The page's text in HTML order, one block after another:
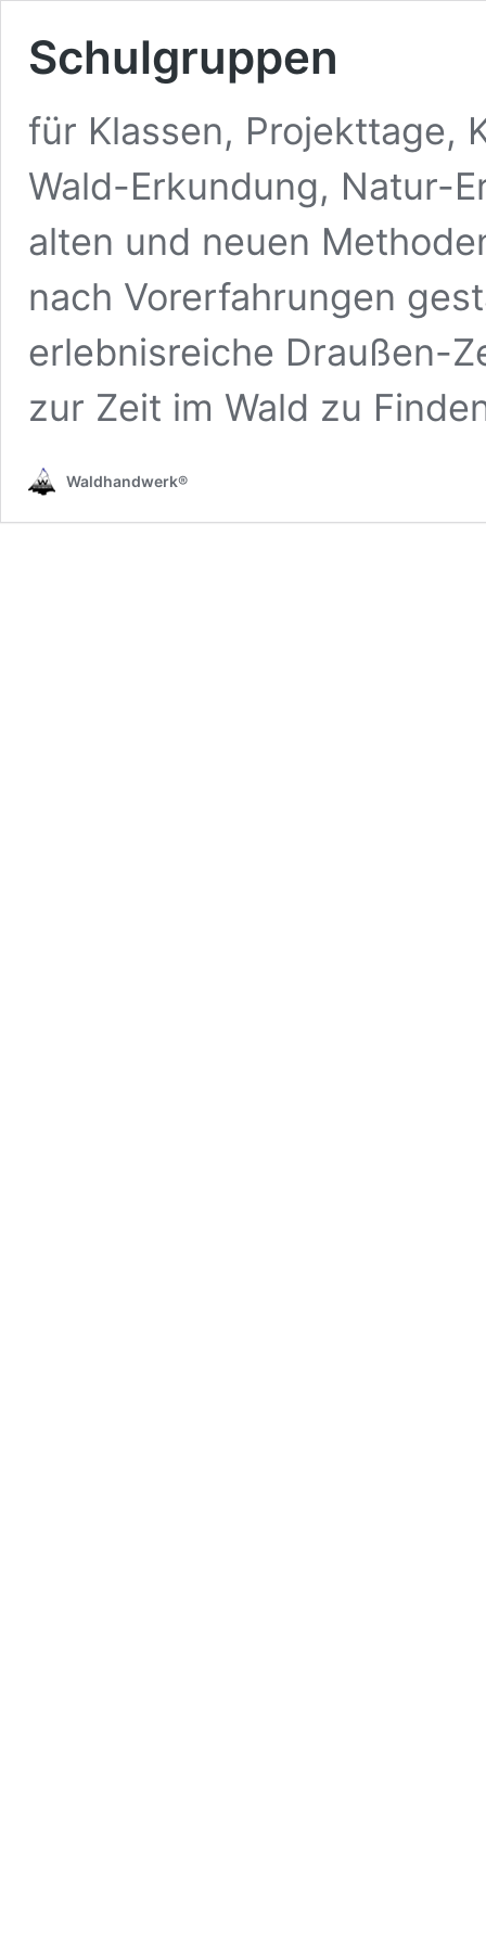
Schulgruppen
für Klassen, Projekttage,
Wald-Erkundung, Natur-
alten und neuen
nach Vorerfahrungen
erlebnisreiche Draußen-
zur Zeit im Wald zu
Waldhandwerk®